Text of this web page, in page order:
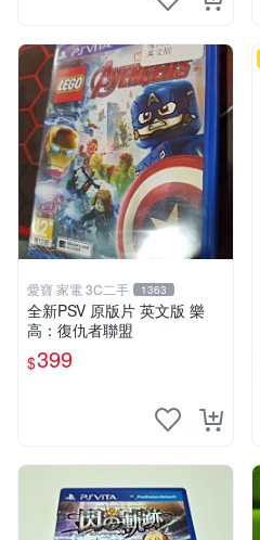
愛寶 家電 3C二手 1363
全新PSV 原版片 英文版 樂
高：復仇者聯盟
$399